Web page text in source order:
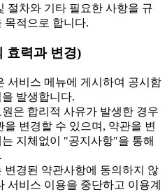
절차와 기타 필요한 사항을 규
목적으로 합니다.
효력과 변경)
서비스 메뉴에 게시하여 공시함
발생합니다.
은 합리적 사유가 발생한 경우
을 변경할 수 있으며, 약관을 변
지체없이 "공지사항"을 통해
경된 약관사항에 동의하지 않
서비스 이용을 중단하고 이용계